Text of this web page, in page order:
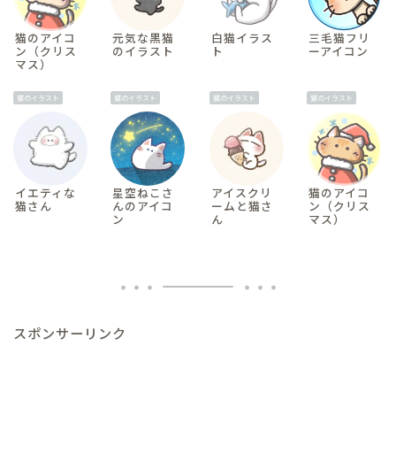
猫のアイコ
ン（クリス
マス）
元気な黒猫
のイラスト
白猫イラス
ト
三毛猫フリ
ーアイコン
猫のイラスト
イエティな
猫さん
猫のイラスト
星空ねこさ
んのアイコ
ン
猫のイラスト
アイスクリ
ームと猫さ
ん
猫のイラスト
猫のアイコ
ン（クリス
マス）
スポンサーリンク